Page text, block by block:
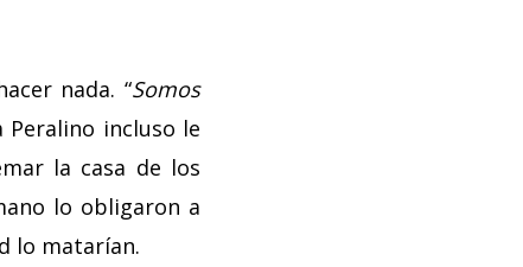
nada. “Somos
Peralino incluso le
la casa de los
lo obligaron a
lo matarían.